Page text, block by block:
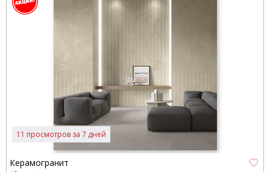
11 просмотров за 7 дней
Керамогранит